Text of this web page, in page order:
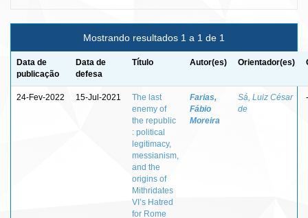
Mostrando resultados 1 a 1 de 1
Data de
publicação
Data de
defesa
Título Autor(es) Orientador(es)
24-Fev-2022 15-Jul-2021
The last
enemy of
the republic
: political
legitimacy,
messianism,
and the
origins of
Mithridates
VI’s Hatred
for Rome
Farias,
Fábio
Moreira
Sá, Luiz César
de
-